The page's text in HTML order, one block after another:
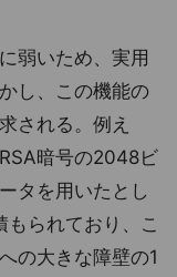
弱いため、実用
し、この機能の
される。例え
暗号の2048ビ
タを用いたとし
られており、こ
の大きな障壁の1